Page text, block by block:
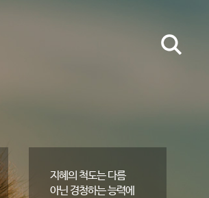
지혜의 척도는 다름
아닌 경청하는 능력에